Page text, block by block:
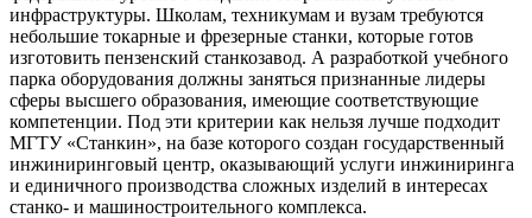
инфраструктуры. Школам, техникумам и вузам требуются
небольшие токарные и фрезерные станки, которые готов
изготовить пензенский станкозавод. А разработкой учебного
парка оборудования должны заняться признанные лидеры
сферы высшего образования, имеющие соответствующие
компетенции. Под эти критерии как нельзя лучше подходит
МГТУ «Станкин», на базе которого создан государственный
инжиниринговый центр, оказывающий услуги инжиниринга
и единичного производства сложных изделий в интересах
станко- и машиностроительного комплекса.